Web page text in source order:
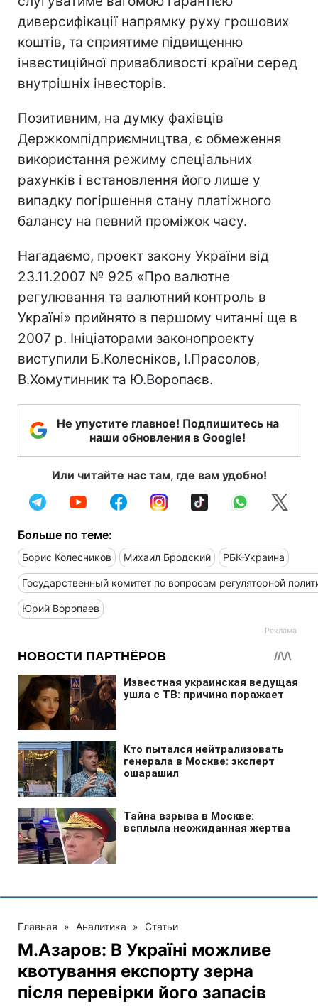
диверсифікації напрямку руху грошових
коштів, та сприятиме підвищенню
інвестиційної привабливості країни серед
внутрішніх інвесторів.
Позитивним, на думку фахівців
Держкомпідприємництва, є обмеження
використання режиму спеціальних
рахунків і встановлення його лише у
випадку погіршення стану платіжного
балансу на певний проміжок часу.
Нагадаємо, проект закону України від
23.11.2007 № 925 «Про валютне
регулювання та валютний контроль в
Україні» прийнято в першому читанні ще в
2007 р. Ініціаторами законопроекту
виступили Б.Колесніков, І.Прасолов,
В.Хомутинник та Ю.Воропаєв.
Не упустите главное! Подпишитесь на
наши обновления в Google!
Или читайте нас там, где вам удобно!
Больше по теме:
Борис Колесников Михаил Бродский РБК-Украина
Государственный комитет по вопросам регуляторной
Юрий Воропаев
Главная » Аналитика » Статьи
М.Азаров: В Україні можливе
квотування експорту зерна
після перевірки його запасів